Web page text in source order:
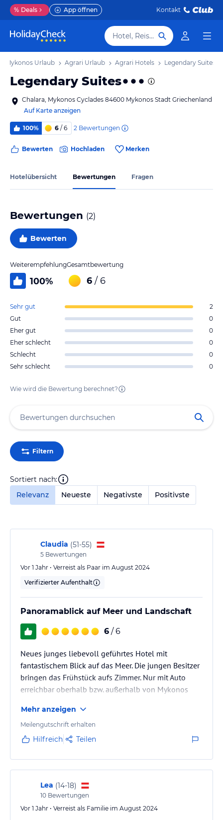
% Deals App öffnen Kontakt
Hotel, Reiseziel
Mykonos Urlaub Agrari Urlaub Agrari Hotels Legendary Suites
Legendary Suites
Chalara, Mykonos Cyclades 84600 Mykonos Stadt Griechenland
Auf Karte anzeigen
100% 6 / 6 2 Bewertungen
Bewerten Hochladen Merken
Hotelübersicht Bewertungen Fragen
Bewertungen (2)
Bewerten
Weiterempfehlung
100%
Gesamtbewertung
6 / 6
Sehr gut
2
Gut
0
Eher gut
0
Eher schlecht
0
Schlecht
0
Sehr schlecht
0
Wie wird die Bewertung berechnet?
Filtern
Sortiert nach:
Relevanz
Neueste Negativste Positivste
Claudia (51-55)
5 Bewertungen
Vor 1 Jahr • Verreist als Paar im August 2024
Verifizierter Aufenthalt
Panoramablick auf Meer und Landschaft
6 / 6
Neues junges liebevoll geführtes Hotel mit
fantastischem Blick auf das Meer. Die jungen Besitzer
bringen das Frühstück aufs Zimmer. Nur mit Auto
erreichbar oberhalb bzw. außerhalb von Mykonos
Mehr anzeigen
Meilengutschrift erhalten
Hilfreich Teilen
Lea (14-18)
10 Bewertungen
Vor 1 Jahr • Verreist als Familie im August 2024